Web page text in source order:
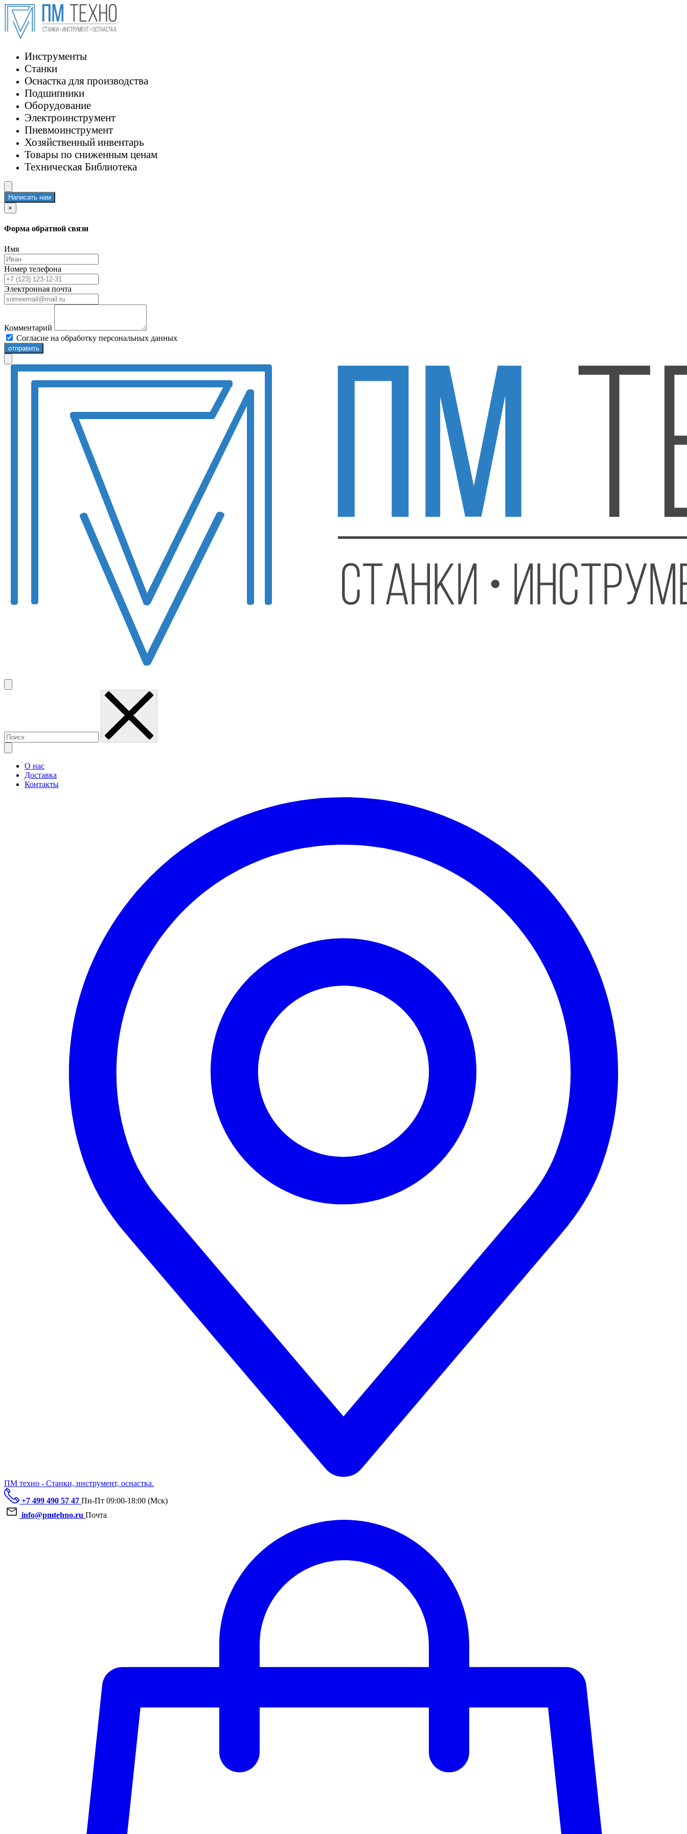
Инструменты
Станки
Оснастка для производства
Подшипники
Оборудование
Электроинструмент
Пневмоинструмент
Хозяйственный инвентарь
Товары по сниженным ценам
Техническая Библиотека
Написать нам
×
Форма обратной связи
Имя
Номер телефона
Электронная почта
Комментарий
Согласие на обработку персональных данных
отправить
О нас
Доставка
Контакты
ПМ техно - Станки, инструмент, оснастка.
+7 499 490 57 47 Пн-Пт 09:00-18:00 (Мск)
info@pmtehno.ru Почта